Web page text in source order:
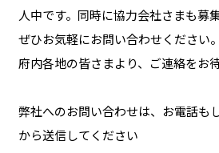
人中です。同時に協力会社さまも募
ぜひお気軽にお問い合わせください
府内各地の皆さまより、ご連絡をお
弊社へのお問い合わせは、お電話も
から送信してください